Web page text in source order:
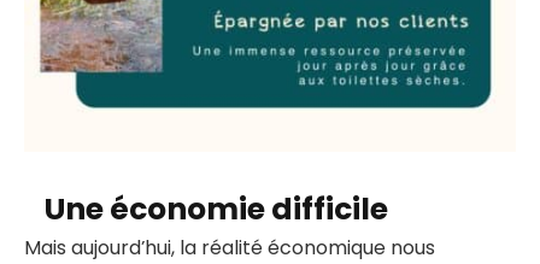
Une économie difficile
Mais aujourd’hui, la réalité économique nous